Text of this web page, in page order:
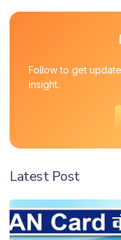
Follow to get
insight.
Latest Post